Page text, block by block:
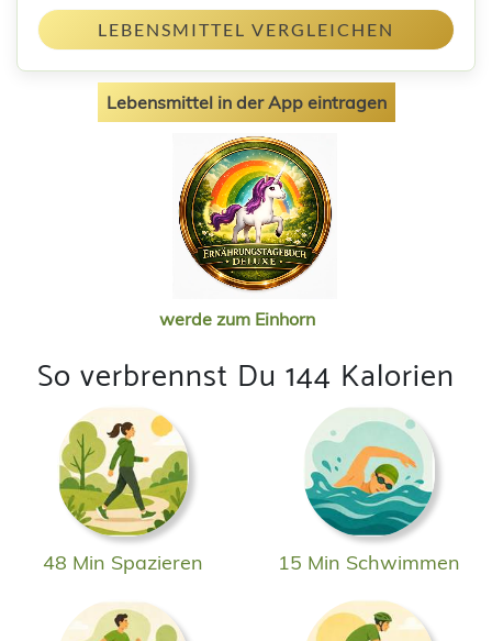
LEBENSMITTEL VERGLEICHEN
Lebensmittel in der App eintragen
werde zum Einhorn
So verbrennst Du 144 Kalorien
48 Min Spazieren 15 Min Schwimmen